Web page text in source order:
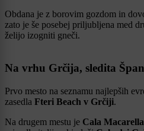
Obdana je z borovim gozdom in
zato je še posebej priljubljena med
želijo izogniti gneči.
Na vrhu Grčija, sledita
Prvo mesto na seznamu najlepših
zasedla Fteri Beach v Grčiji.
Na drugem mestu je Cala